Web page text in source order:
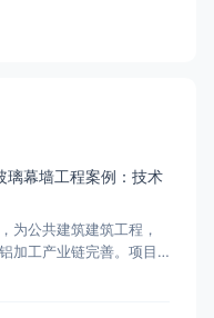
璃幕墙工程案例：技术
为公共建筑建筑工程，
加工产业链完善。项目
系统，工程总面积约